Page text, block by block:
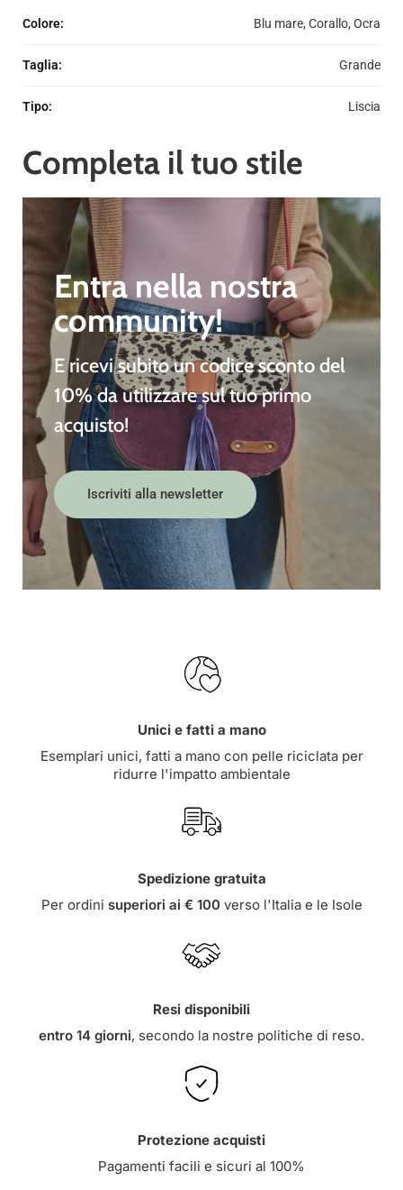
Colore: Blu mare, Corallo, Ocra
Taglia: Grande
Tipo: Liscia
Completa il tuo stile
Entra nella nostra
community!
E ricevi subito uncodice sconto del
10%da utilizzare sul tuo primo
acquisto!
Iscriviti alla newsletter
Unici e fatti a mano
Esemplari unici, fatti a mano con pelle riciclata per
ridurre l'impatto ambientale
Spedizione gratuita
Per ordini superiori ai € 100verso l'Italia e le Isole
Resi disponibili
entro 14 giorni, secondo la nostre politiche di reso.
Protezione acquisti
Pagamenti facili e sicuri al 100%